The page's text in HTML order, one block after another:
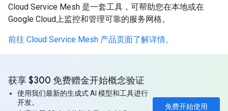
Cloud Service Mesh 是一套工具，可帮助您在本地或在
Google Cloud上监控和管理可靠的服务网格。
前往 Cloud Service Mesh 产品页面了解详情。
免费开始使用
获享 $300 免费赠金开始概念验证
使用我们最新的生成式 AI 模型和工具进行
开发。